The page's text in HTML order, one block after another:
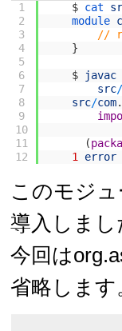
1
2
3
4
5
6
7
8
9
10
11
12
$ cat
module
//
}
$ javac
src/
src/com.
(
1
error
このモジ
導入しまし
今回は
省略します